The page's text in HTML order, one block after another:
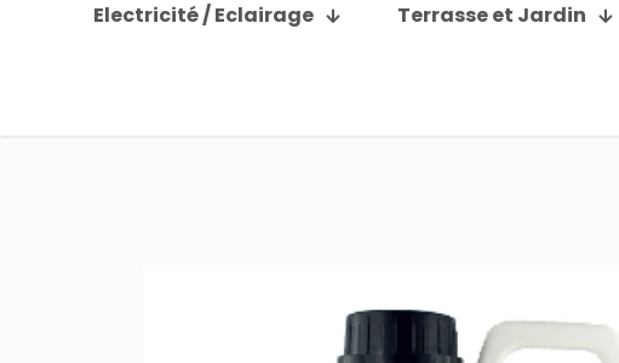
Electricité / Eclairage Terrasse et Jardin